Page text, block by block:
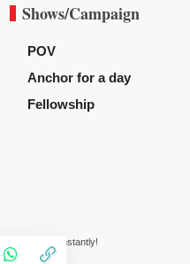
Shows/Campaign
POV
Anchor for a day
Fellowship
articles instantly!